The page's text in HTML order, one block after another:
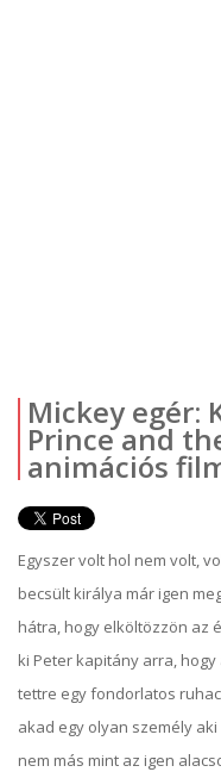
Mickey egér:
Prince and
animációs
Egyszer volt hol nem volt,
becsült királya már igen
hátra, hogy elköltözzön az
ki Peter kapitány arra,
tettre egy fondorlatos
akad egy olyan személy
nem más mint az igen